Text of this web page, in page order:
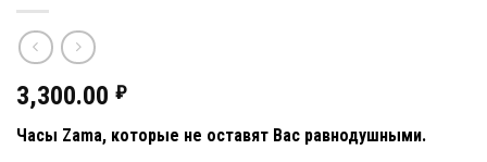
3,300.00 ₽
Часы Zama, которые не оставят Вас равнодушными.